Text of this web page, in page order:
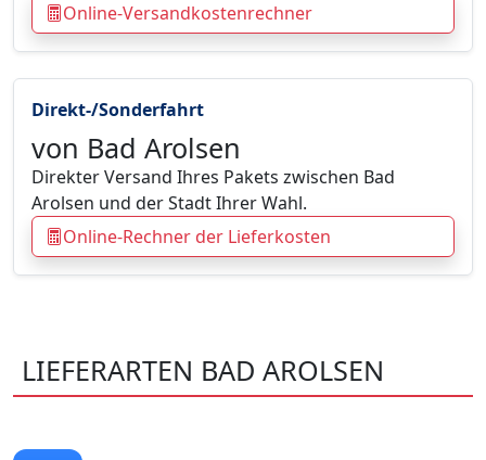
Direkt-/Sonderfahrt
von Bad Arolsen
Direkter Versand Ihres Pakets zwischen Bad
Arolsen und der Stadt Ihrer Wahl.
Online-Rechner der Lieferkosten
Online-Versandkostenrechner
LIEFERARTEN BAD AROLSEN